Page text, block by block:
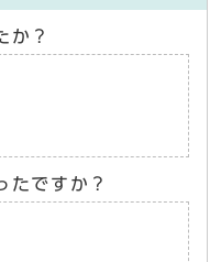
か？
たですか？